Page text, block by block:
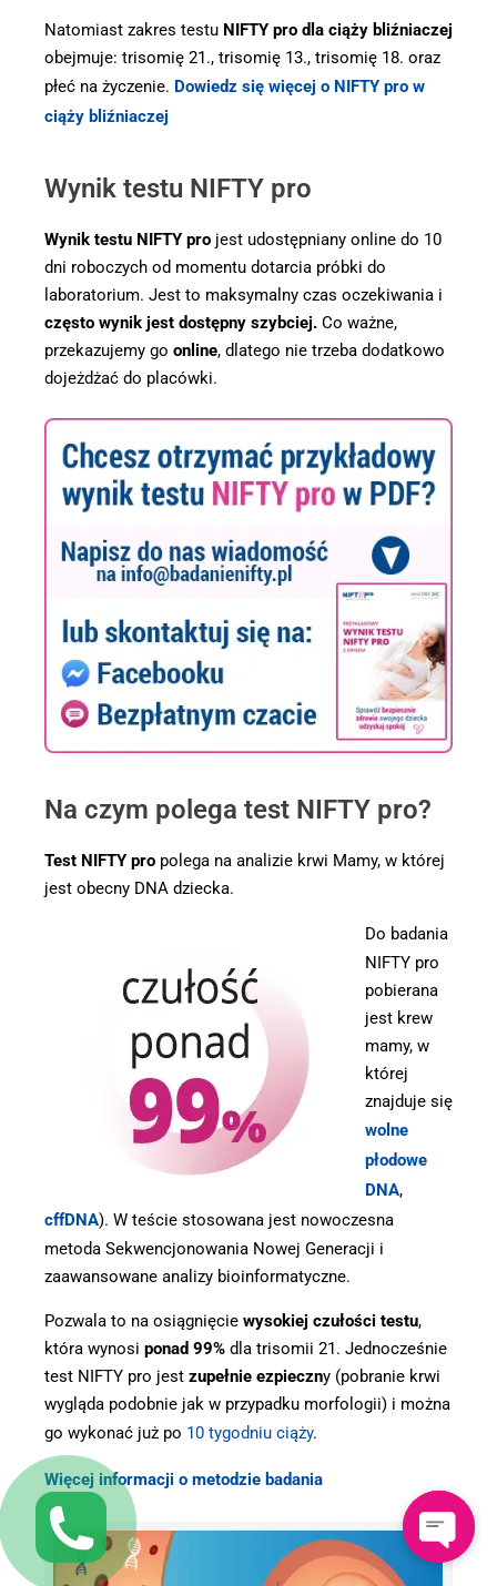
Natomiast zakres testu NIFTY pro dla ciąży bliźniaczej
obejmuje: trisomię 21., trisomię 13., trisomię 18. oraz
płeć na życzenie. Dowiedz się więcej o NIFTY pro w
ciąży bliźniaczej
Wynik testu NIFTY pro
Wynik testu NIFTY pro jest udostępniany online do 10
dni roboczych od momentu dotarcia próbki do
laboratorium. Jest to maksymalny czas oczekiwania i
często wynik jest dostępny szybciej. Co ważne,
przekazujemy go online, dlatego nie trzeba dodatkowo
dojeżdżać do placówki.
Na czym polega test NIFTY pro?
Test NIFTY pro polega na analizie krwi Mamy, w której
jest obecny DNA dziecka.
Do badania
NIFTY pro
pobierana
jest krew
mamy, w
której
znajduje się
wolne
płodowe
DNA,
cffDNA). W teście stosowana jest nowoczesna
metoda Sekwencjonowania Nowej Generacji i
zaawansowane analizy bioinformatyczne.
Pozwala to na osiągnięcie wysokiej czułości testu,
która wynosi ponad 99% dla trisomii 21. Jednocześnie
test NIFTY pro jest zupełnie ezpieczny (pobranie krwi
wygląda podobnie jak w przypadku morfologii) i można
go wykonać już po 10 tygodniu ciąży.
Więcej informacji o metodzie badania